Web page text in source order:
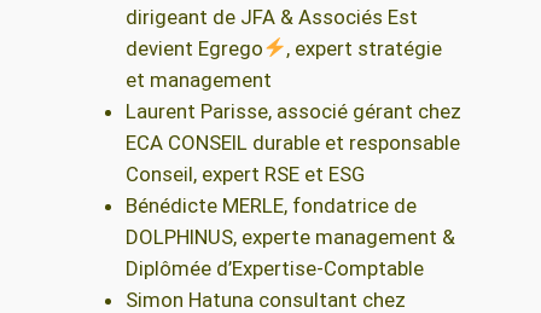
dirigeant de JFA & Associés Est
devient Egrego
, expert stratégie
et management
Laurent Parisse, associé gérant chez
ECA CONSEIL durable et responsable
Conseil, expert RSE et ESG
Bénédicte MERLE, fondatrice de
DOLPHINUS, experte management &
Diplômée d’Expertise-Comptable
Simon Hatuna consultant chez